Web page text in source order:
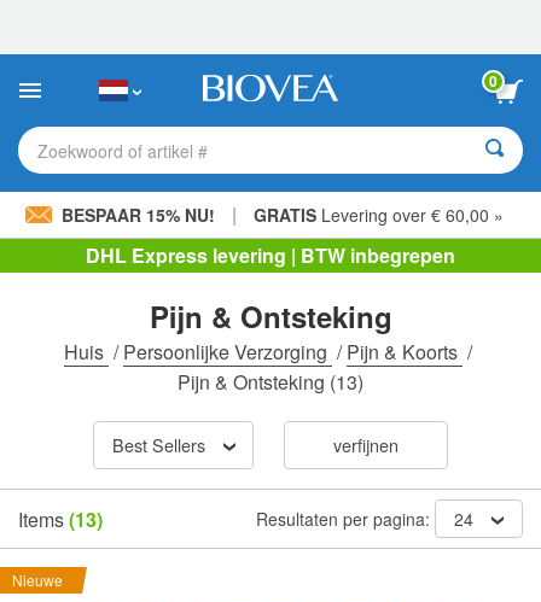
Deze
bevat
toegankelijkheidssysteem.
0
Zoekwoord of artikel #
BESPAAR 15% NU! | GRATIS Levering over € 60,00 »
DHL Express levering | BTW inbegrepen
Pijn & Ontsteking
Huis /Persoonlijke Verzorging /Pijn & Koorts /
Pijn & Ontsteking (13)
Best Sellers verfijnen
Items(13) Resultaten per pagina: 24
Nieuwe